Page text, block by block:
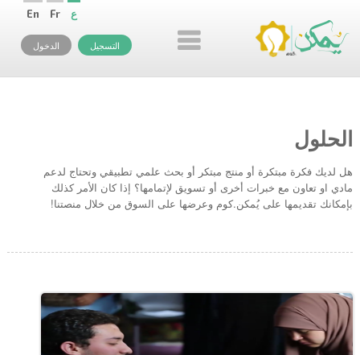
En Fr ع
التسجيل الدخول
الحلول
هل لديك فكرة مبتكرة أو منتج مبتكر أو بحث علمي تطبيقي وتحتاج لدعم
مادي او تعاون مع خبرات أخرى أو تسويق لإتمامها؟ إذا كان الأمر كذلك
بإمكانك تقديمها على يُمكن.كوم وعرضها على السوق من خلال منصتنا!